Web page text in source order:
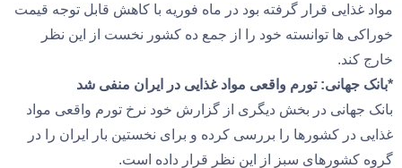
مواد غذایی قرار گرفته بود در ماه فوریه با کاهش قابل توجه قیمت
خوراکی ها توانسته خود را از جمع ده کشور نخست از این نظر
خارج کند.
*بانک جهانی: تورم واقعی مواد غذایی در ایران منفی شد
بانک جهانی در بخش دیگری از گزارش خود نرخ تورم واقعی مواد
غذایی در کشورها را بررسی کرده و برای نخستین بار ایران را در
گروه کشورهای سبز از این نظر قرار داده است.